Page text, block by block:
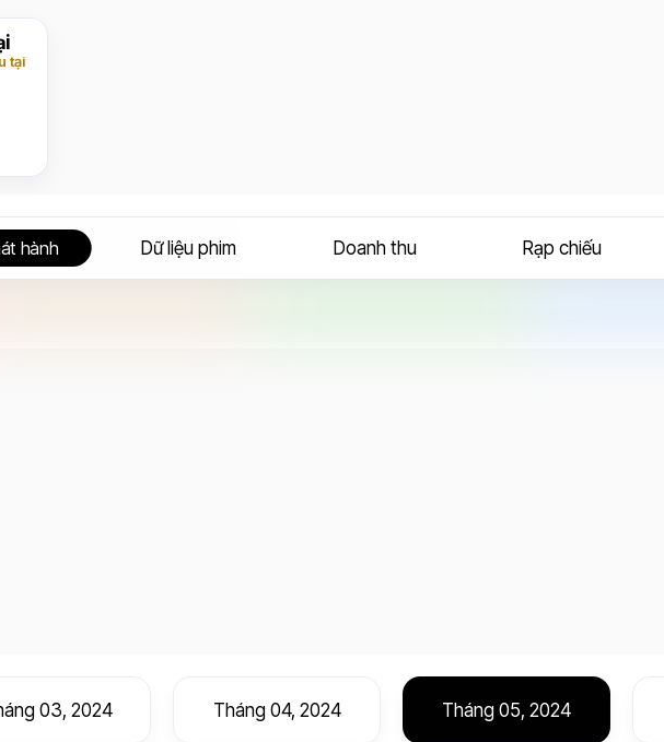
tại
hành Dữ liệu phim Doanh thu Rạp chiếu
03, 2024 Tháng 04, 2024 Tháng 05, 2024